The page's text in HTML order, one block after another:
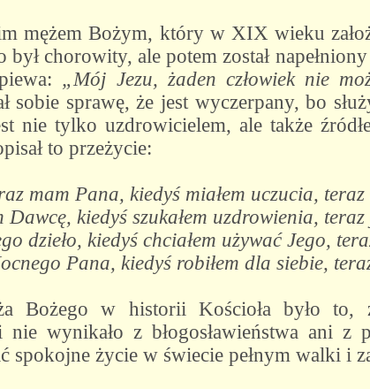
mężem Bożym, który w XIX wieku
chorowity, ale potem został
„Mój Jezu, żaden człowiek nie
sobie sprawę, że jest wyczerpany, bo
nie tylko uzdrowicielem, ale także
to przeżycie:
mam Pana, kiedyś miałem uczucia, teraz
kiedyś szukałem uzdrowienia, teraz
dzieło, kiedyś chciałem używać Jego,
Pana, kiedyś robiłem dla siebie,
Bożego w historii Kościoła było to,
wynikało z błogosławieństwa ani z
życie w świecie pełnym walki i